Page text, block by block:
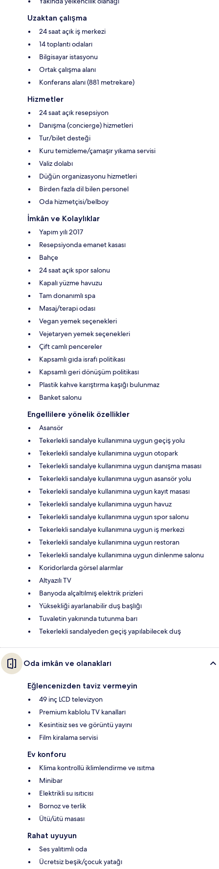
Uzaktan çalışma
24 saat açık iş merkezi
14 toplantı odaları
Bilgisayar istasyonu
Ortak çalışma alanı
Konferans alanı (881 metrekare)
Hizmetler
24 saat açık resepsiyon
Danışma (concierge) hizmetleri
Tur/bilet desteği
Kuru temizleme/çamaşır yıkama servisi
Valiz dolabı
Düğün organizasyonu hizmetleri
Birden fazla dil bilen personel
Oda hizmetçisi/belboy
İmkân ve Kolaylıklar
Yapım yılı 2017
Resepsiyonda emanet kasası
Bahçe
24 saat açık spor salonu
Kapalı yüzme havuzu
Tam donanımlı spa
Masaj/terapi odası
Vegan yemek seçenekleri
Vejetaryen yemek seçenekleri
Çift camlı pencereler
Kapsamlı gıda israfı politikası
Kapsamlı geri dönüşüm politikası
Plastik kahve karıştırma kaşığı bulunmaz
Banket salonu
Engellilere yönelik özellikler
Asansör
Tekerlekli sandalye kullanımına uygun geçiş yolu
Tekerlekli sandalye kullanımına uygun otopark
Tekerlekli sandalye kullanımına uygun danışma masası
Tekerlekli sandalye kullanımına uygun asansör yolu
Tekerlekli sandalye kullanımına uygun kayıt masası
Tekerlekli sandalye kullanımına uygun havuz
Tekerlekli sandalye kullanımına uygun spor salonu
Tekerlekli sandalye kullanımına uygun iş merkezi
Tekerlekli sandalye kullanımına uygun restoran
Tekerlekli sandalye kullanımına uygun dinlenme salonu
Koridorlarda görsel alarmlar
Altyazılı TV
Banyoda alçaltılmış elektrik prizleri
Yüksekliği ayarlanabilir duş başlığı
Tuvaletin yakınında tutunma barı
Tekerlekli sandalyeden geçiş yapılabilecek duş
Oda imkân ve olanakları
Eğlencenizden taviz vermeyin
49 inç LCD televizyon
Premium kablolu TV kanalları
Kesintisiz ses ve görüntü yayını
Film kiralama servisi
Ev konforu
Klima kontrollü iklimlendirme ve ısıtma
Minibar
Elektrikli su ısıtıcısı
Bornoz ve terlik
Ütü/ütü masası
Rahat uyuyun
Ses yalıtımlı oda
Ücretsiz beşik/çocuk yatağı